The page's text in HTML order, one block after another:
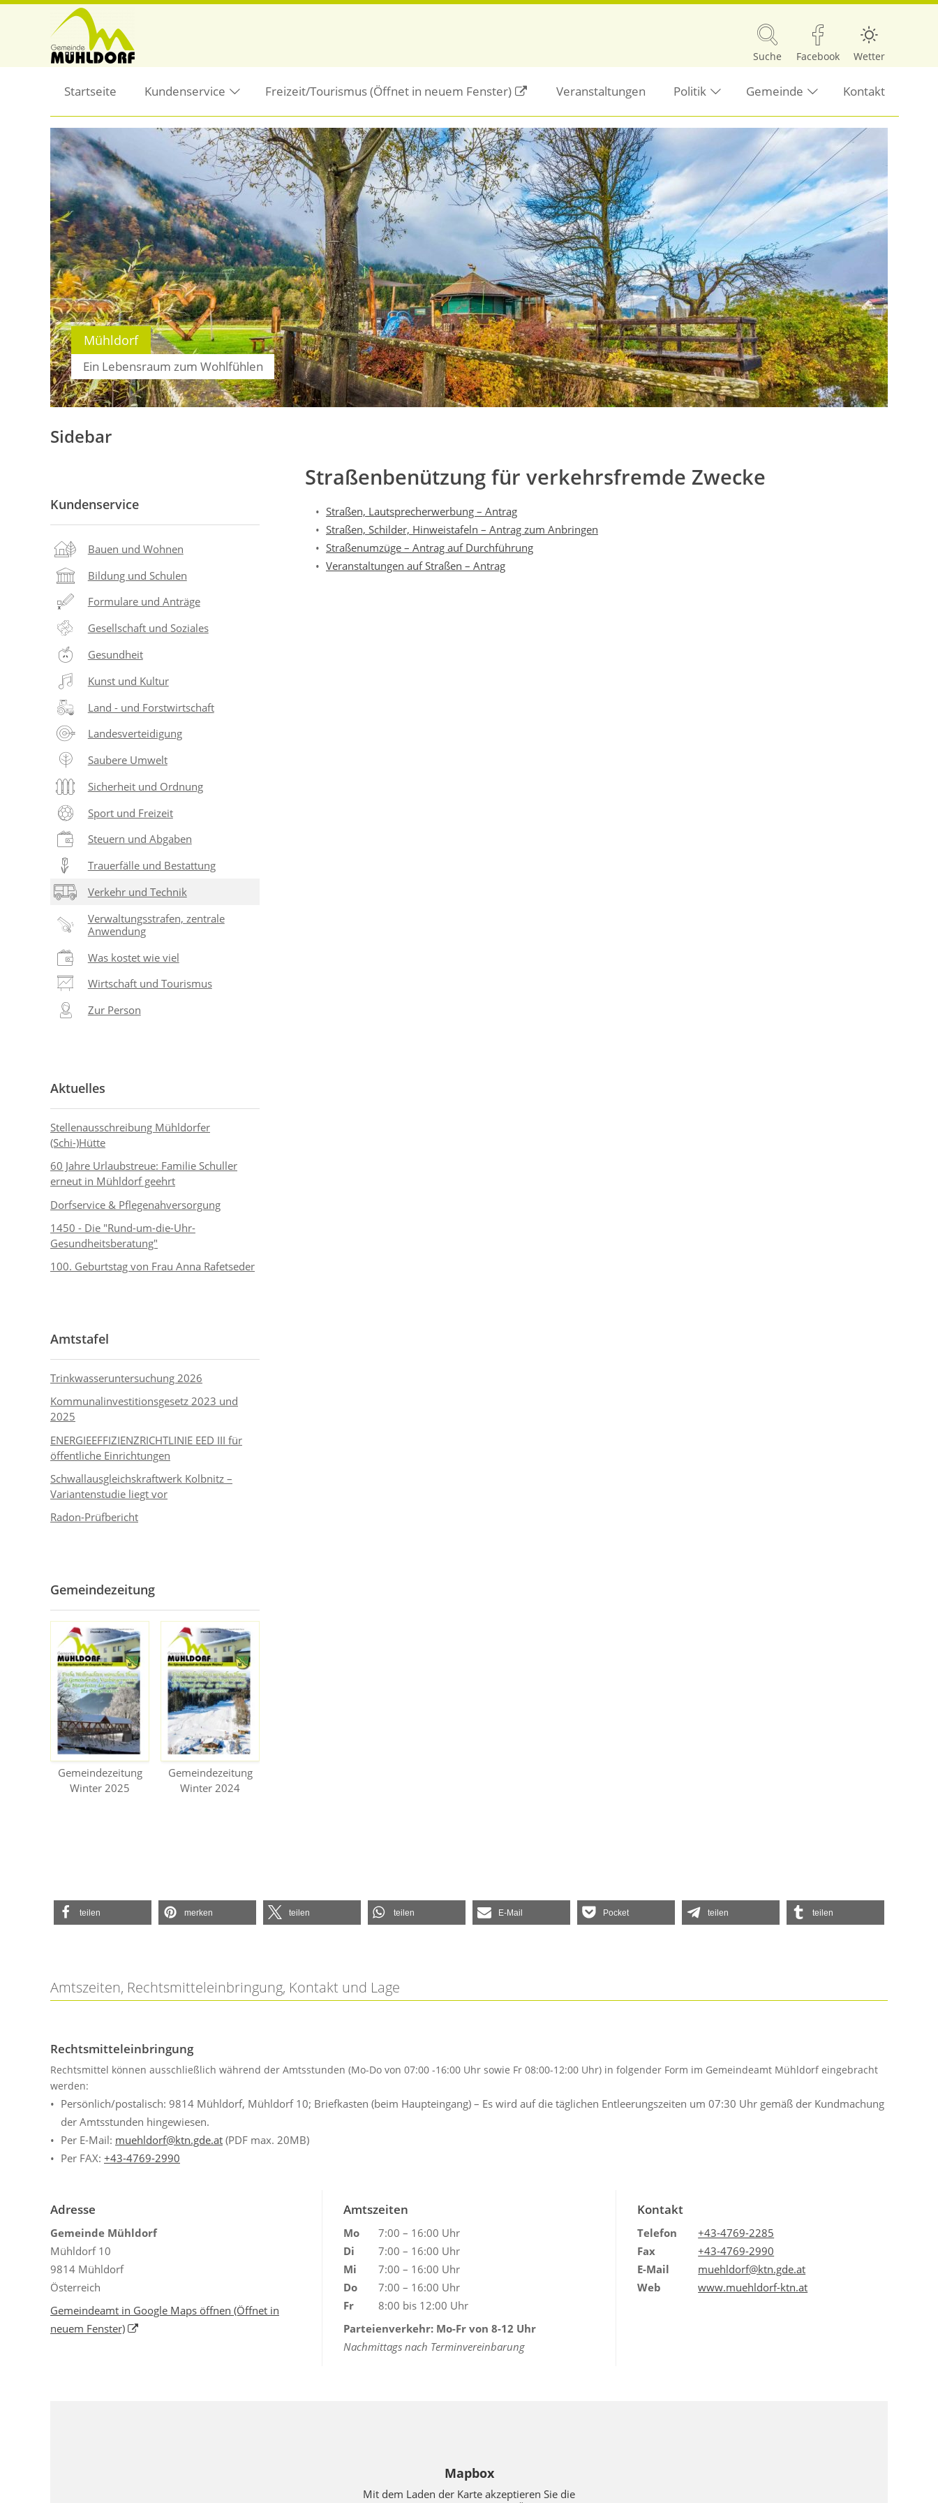
Suche Facebook Wetter
Startseite Kundenservice Freizeit/Tourismus(Öffnet in neuem Fenster) Veranstaltungen Politik Gemeinde Kontakt
Mühldorf
Ein Lebensraum zum Wohlfühlen
Straßenbenützung für verkehrsfremde Zwecke
Straßen, Lautsprecherwerbung – Antrag
Straßen, Schilder, Hinweistafeln – Antrag zum Anbringen
Straßenumzüge – Antrag auf Durchführung
Veranstaltungen auf Straßen – Antrag
Sidebar
Kundenservice
Bauen und Wohnen
Bildung und Schulen
Formulare und Anträge
Gesellschaft und Soziales
Gesundheit
Kunst und Kultur
Land - und Forstwirtschaft
Landesverteidigung
Saubere Umwelt
Sicherheit und Ordnung
Sport und Freizeit
Steuern und Abgaben
Trauerfälle und Bestattung
Verkehr und Technik
Verwaltungsstrafen, zentrale
Anwendung
Was kostet wie viel
Wirtschaft und Tourismus
Zur Person
Aktuelles
Stellenausschreibung Mühldorfer
(Schi-)Hütte
60 Jahre Urlaubstreue: Familie Schuller
erneut in Mühldorf geehrt
Dorfservice & Pflegenahversorgung
1450 - Die "Rund-um-die-Uhr-
Gesundheitsberatung"
100. Geburtstag von Frau Anna Rafetseder
Amtstafel
Trinkwasseruntersuchung 2026
Kommunalinvestitionsgesetz 2023 und
2025
ENERGIEEFFIZIENZRICHTLINIE EED III für
öffentliche Einrichtungen
Schwallausgleichskraftwerk Kolbnitz –
Variantenstudie liegt vor
Radon-Prüfbericht
Gemeindezeitung
Gemeindezeitung
Winter 2025
Gemeindezeitung
Winter 2024
teilen merken teilen teilen E-Mail Pocket teilen teilen
Amtszeiten, Rechtsmitteleinbringung, Kontakt und Lage
Rechtsmitteleinbringung
Rechtsmittel können ausschließlich während der Amtsstunden (Mo-Do von 07:00 -16:00 Uhr sowie Fr 08:00-12:00 Uhr) in folgender Form im Gemeindeamt Mühldorf eingebracht
werden:
Persönlich/postalisch: 9814 Mühldorf, Mühldorf 10; Briefkasten (beim Haupteingang) – Es wird auf die täglichen Entleerungszeiten um 07:30 Uhr gemäß der Kundmachung
der Amtsstunden hingewiesen.
Per E-Mail: muehldorf@ktn.gde.at (PDF max. 20MB)
Per FAX: +43-4769-2990
Adresse
Gemeinde Mühldorf
Mühldorf 10
9814 Mühldorf
Österreich
Gemeindeamt in Google Maps öffnen (Öffnet in
neuem Fenster)
Amtszeiten
Mo
7:00 – 16:00 Uhr
Di
7:00 – 16:00 Uhr
Mi
7:00 – 16:00 Uhr
Do
7:00 – 16:00 Uhr
Fr
8:00 bis 12:00 Uhr
Parteienverkehr: Mo-Fr von 8-12 Uhr
Nachmittags nach Terminvereinbarung
Kontakt
Telefon
+43-4769-2285
Fax
+43-4769-2990
E-Mail
muehldorf@ktn.gde.at
Web
www.muehldorf-ktn.at
Mapbox
Mit dem Laden der Karte akzeptieren Sie die